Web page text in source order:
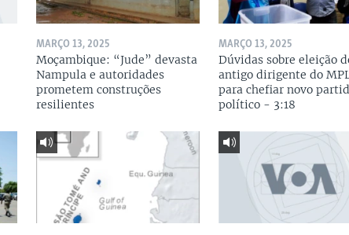
MARÇO 13, 2025
Moçambique: “Jude” devasta
Nampula e autoridades
prometem construções
resilientes
MARÇO 13, 2025
Dúvidas sobre eleição
antigo dirigente do
para chefiar novo
político - 3:18